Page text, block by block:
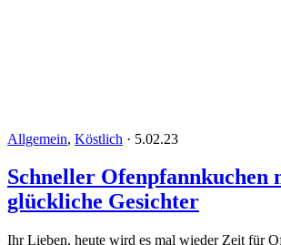
Allgemein, Köstlich · 5.02.23
Schneller
glückliche Gesichter
Ihr Lieben, heute wird es mal wieder Zeit für